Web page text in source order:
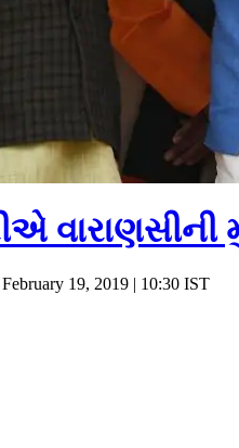
વારાણસીની
19, 2019 | 10:30 IST